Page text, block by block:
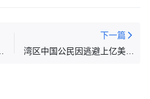
下一篇
湾区中国公民因逃避上亿美金